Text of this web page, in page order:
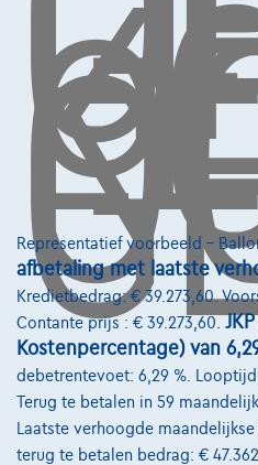
Representatief voorbeeld –
afbetaling met laatste
Kredietbedrag: € 39.273,60.
Contante prijs : € 39.273,60.
Kostenpercentage) van
debetrentevoet: 6,29 %.
Terug te betalen in 59
Laatste verhoogde
terug te betalen bedrag: €
Diensten & Oplossingen
Pechverhelping verzekering
Financiering
Autoverzekering
Lease en persoonlijke lease
Over Ons
Word klant
Wie zijn we
Kwaliteitscharter